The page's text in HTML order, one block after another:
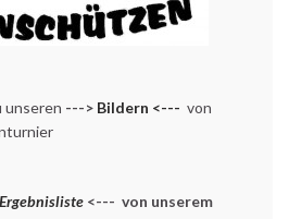
unseren ---> Bildern <--- von
Ergebnisliste <--- von unserem